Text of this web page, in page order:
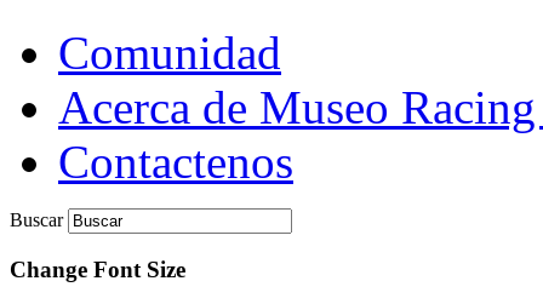
Comunidad
Acerca de Museo
Contactenos
Buscar
Change Font Size